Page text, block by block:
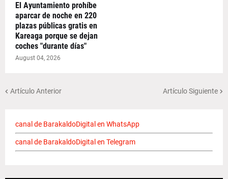
El Ayuntamiento prohíbe
aparcar de noche en 220
plazas públicas gratis en
Kareaga porque se dejan
coches "durante días"
August 04, 2026
Artículo Anterior Artículo Siguiente
canal de BarakaldoDigital en WhatsApp
canal de BarakaldoDigital en Telegram